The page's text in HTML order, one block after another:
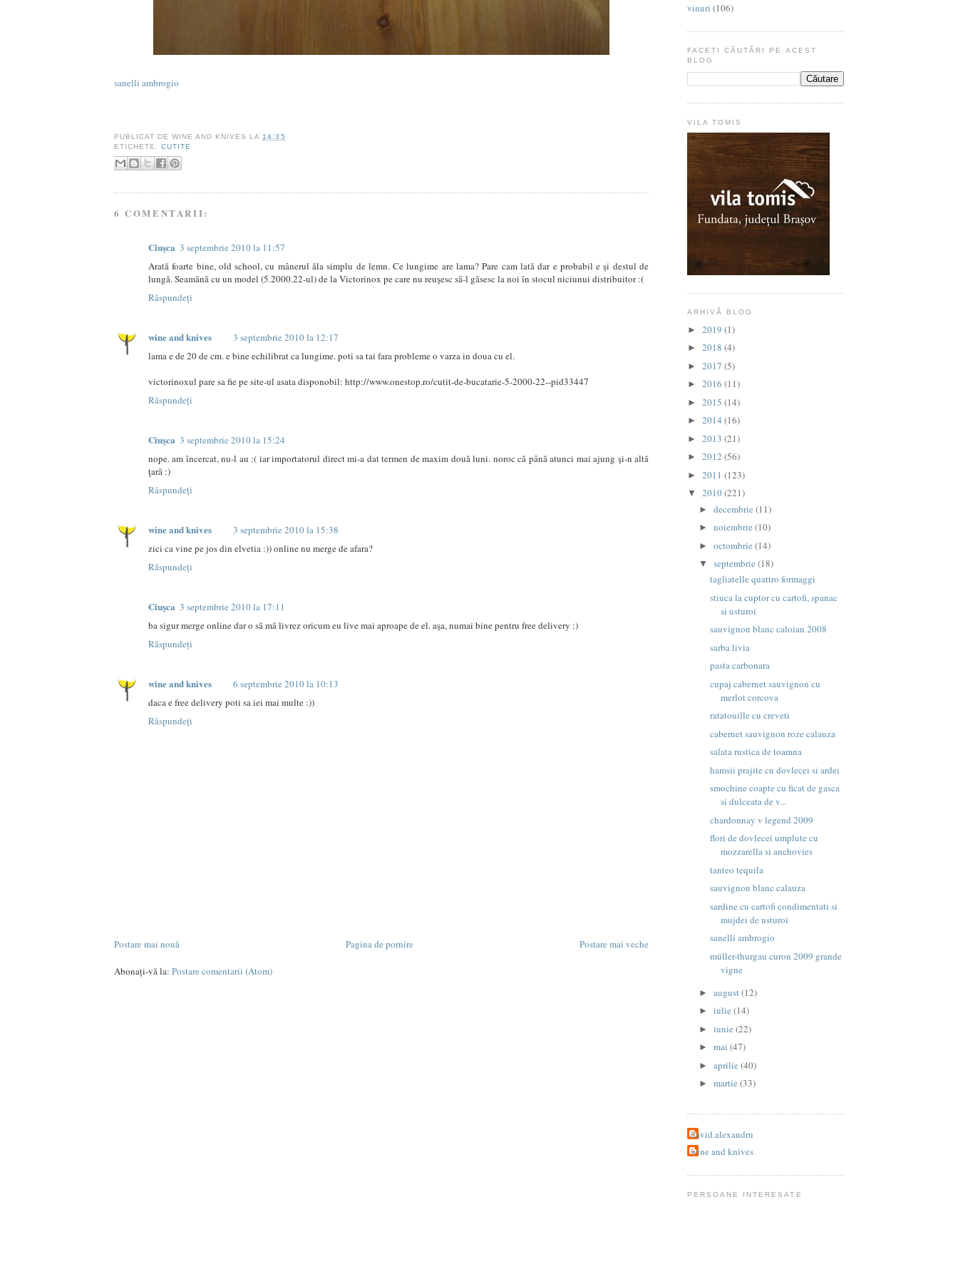
sanelli ambrogio
PUBLICAT DEWINE AND KNIVES LA14:35
ETICHETE:CUTITE
6 COMENTARII:
Ciuşca 3 septembrie 2010 la 11:57
Arată foarte bine, old school, cu mânerul ăla simplu de lemn. Ce lungime are lama? Pare cam lată dar e probabil e şi destul de
lungă. Seamănă cu un model (5.2000.22-ul) de la Victorinox pe care nu reuşesc să-l găsesc la noi în stocul niciunui distribuitor :(
Răspundeți
wine and knives
3 septembrie 2010 la 12:17
lama e de 20 de cm. e bine echilibrat ca lungime. poti sa tai fara probleme o varza in doua cu el.
victorinoxul pare sa fie pe site-ul asata disponobil: http://www.onestop.ro/cutit-de-bucatarie-5-2000-22--pid33447
Răspundeți
Ciuşca 3 septembrie 2010 la 15:24
nope. am încercat, nu-l au :( iar importatorul direct mi-a dat termen de maxim două luni. noroc că până atunci mai ajung şi-n altă
ţară :)
Răspundeți
wine and knives
3 septembrie 2010 la 15:38
zici ca vine pe jos din elvetia :)) online nu merge de afara?
Răspundeți
Ciuşca 3 septembrie 2010 la 17:11
ba sigur merge online dar o să mă livrez oricum eu live mai aproape de el. aşa, numai bine pentru free delivery :)
Răspundeți
wine and knives
6 septembrie 2010 la 10:13
daca e free delivery poti sa iei mai multe :))
Răspundeți
Postare mai nouă Postare mai veche
Pagina de pornire
Abonați-vă la: Postare comentarii (Atom)
vinuri (106)
FACEȚI CĂUTĂRI PE ACEST
BLOG
VILA TOMIS
ARHIVĂ BLOG
► 2019 (1)
► 2018 (4)
► 2017 (5)
► 2016 (11)
► 2015 (14)
► 2014 (16)
► 2013 (21)
► 2012 (56)
► 2011 (123)
▼ 2010(221)
► decembrie (11)
► noiembrie (10)
► octombrie (14)
▼ septembrie (18)
tagliatelle quattro formaggi
stiuca la cuptor cu cartofi, spanac
si usturoi
sauvignon blanc caloian 2008
sarba livia
pasta carbonara
cupaj cabernet sauvignon cu
merlot corcova
ratatouille cu creveti
cabernet sauvignon roze calauza
salata rustica de toamna
hamsii prajite cu dovlecei si ardei
smochine coapte cu ficat de gasca
si dulceata de v...
chardonnay v legend 2009
flori de dovlecei umplute cu
mozzarella si anchovies
tanteo tequila
sauvignon blanc calauza
sardine cu cartofi condimentati si
mujdei de usturoi
sanelli ambrogio
müller-thurgau curon 2009 grande
vigne
► august(12)
► iulie (14)
► iunie (22)
► mai (47)
► aprilie (40)
► martie (33)
david.alexandru
wine and knives
PERSOANE INTERESATE